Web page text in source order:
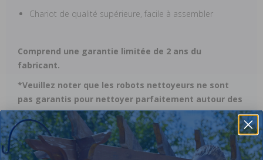
Chariot de qualité supérieure, facile à assembler
Comprend une garantie limitée de 2 ans du
fabricant.
*Veuillez noter que les robots nettoyeurs ne sont
pas garantis pour nettoyer parfaitement autour des
obstacles tels que les escaliers, les canalisations
principales et les rebords de sécurité*.*